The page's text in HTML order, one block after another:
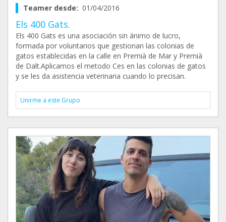
Teamer desde: 01/04/2016
Els 400 Gats.
Els 400 Gats es una asociación sin ánimo de lucro,
formada por voluntarios que gestionan las colonias de
gatos establecidas en la calle en Premià de Mar y Premià
de Dalt.Aplicamos el metodo Ces en las colonias de gatos
y se les da asistencia veterinaria cuando lo precisan.
Unirme a este Grupo